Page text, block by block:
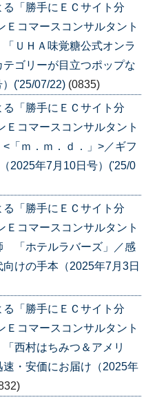
る「勝手にＥＣサイト分
コマースコンサルタント
ＵＨＡ味覚糖公式オンラ
ゴリーが目立つポップな
('25/07/22) (0835)
る「勝手にＥＣサイト分
コマースコンサルタント
ｍ．ｍ．ｄ．」>／ギフ
2025年7月10日号）('25/0
る「勝手にＥＣサイト分
コマースコンサルタント
「ホテルラバーズ」／感
けの手本（2025年7月3日
る「勝手にＥＣサイト分
コマースコンサルタント
西村はちみつ＆アメリ
・安価にお届け（2025年